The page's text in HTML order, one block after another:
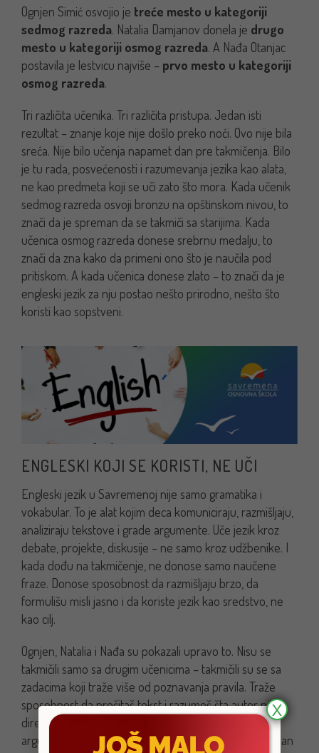
Ognjen Simić osvojio je treće mesto u kategoriji
sedmog razreda. Natalia Damjanov donela je drugo
mesto u kategoriji osmog razreda. A Nađa Otanjac
postavila je lestvicu najviše – prvo mesto u kategoriji
osmog razreda.
Tri različita učenika. Tri različita pristupa. Jedan isti
rezultat – znanje koje nije došlo preko noći. Ovo nije bila
sreća. Nije bilo učenja napamet dan pre takmičenja. Bilo
je tu rada, posvećenosti i razumevanja jezika kao alata,
ne kao predmeta koji se uči zato što mora. Kada učenik
sedmog razreda osvoji bronzu na opštinskom nivou, to
znači da je spreman da se takmiči sa starijima. Kada
učenica osmog razreda donese srebrnu medalju, to
znači da zna kako da primeni ono što je naučila pod
pritiskom. A kada učenica donese zlato – to znači da je
engleski jezik za nju postao nešto prirodno, nešto što
koristi kao sopstveni.
ENGLESKI KOJI SE KORISTI, NE UČI
Engleski jezik u Savremenoj nije samo gramatika i
vokabular. To je alat kojim deca komuniciraju, razmišljaju,
analiziraju tekstove i grade argumente. Uče jezik kroz
debate, projekte, diskusije – ne samo kroz udžbenike. I
kada dođu na takmičenje, ne donose samo naučene
fraze. Donose sposobnost da razmišljaju brzo, da
formulišu misli jasno i da koriste jezik kao sredstvo, ne
kao cilj.
Ognjen, Natalia i Nađa su pokazali upravo to. Nisu se
takmičili samo sa drugim učenicima – takmičili su se sa
zadacima koji traže više od poznavanja pravila. Traže
sposobnost da pročitaš tekst i razumeš šta autor nije
direktno rekao. Da napišeš esej koji ima strukturu,
argument i stil. Da odgovoriš na pitanje koje nema jedan
X